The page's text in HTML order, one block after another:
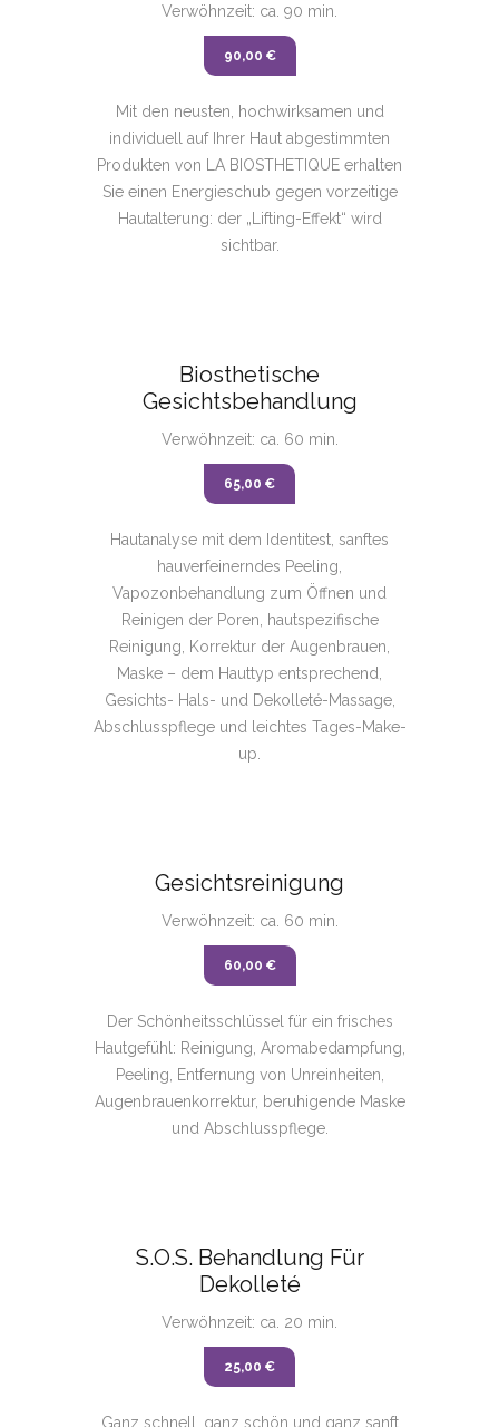
Verwöhnzeit: ca. 90 min.
90,00 €
Mit den neusten, hochwirksamen und
individuell auf Ihrer Haut abgestimmten
Produkten von LA BIOSTHETIQUE erhalten
Sie einen Energieschub gegen vorzeitige
Hautalterung: der „Lifting-Effekt“ wird
sichtbar.
Biosthetische
Gesichtsbehandlung
Verwöhnzeit: ca. 60 min.
65,00 €
Hautanalyse mit dem Identitest, sanftes
hauverfeinerndes Peeling,
Vapozonbehandlung zum Öffnen und
Reinigen der Poren, hautspezifische
Reinigung, Korrektur der Augenbrauen,
Maske – dem Hauttyp entsprechend,
Gesichts- Hals- und Dekolleté-Massage,
Abschlusspflege und leichtes Tages-Make-
up.
Gesichtsreinigung
Verwöhnzeit: ca. 60 min.
60,00 €
Der Schönheitsschlüssel für ein frisches
Hautgefühl: Reinigung, Aromabedampfung,
Peeling, Entfernung von Unreinheiten,
Augenbrauenkorrektur, beruhigende Maske
und Abschlusspflege.
S.O.S. Behandlung Für
Dekolleté
Verwöhnzeit: ca. 20 min.
25,00 €
Ganz schnell, ganz schön und ganz sanft